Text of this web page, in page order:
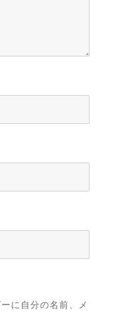
に自分の名前、メ